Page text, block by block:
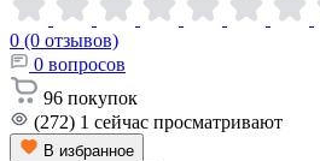
0 (0 отзывов)
0 вопросов
96 покупок
(272) 1 сейчас просматривают
В избранное